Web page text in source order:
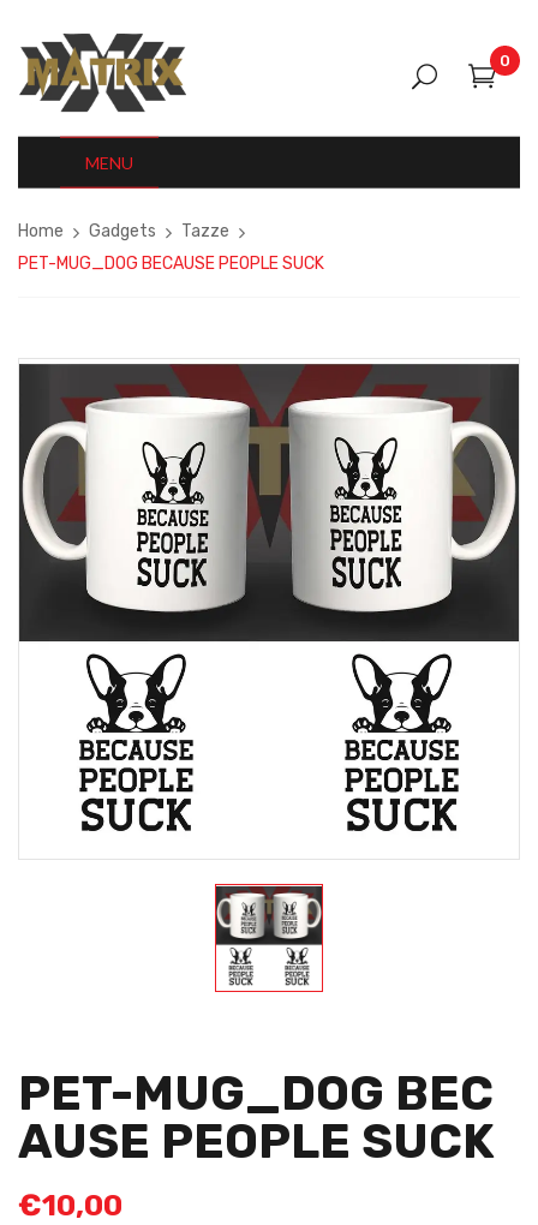
0
MENU
Home Gadgets
Tazze
PET-MUG_DOG BECAUSE PEOPLE SUCK
PET-MUG_DOG BEC
AUSE PEOPLE SUCK
€10,00